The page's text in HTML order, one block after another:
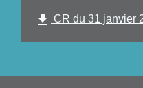
file_download CR du 31 janvier